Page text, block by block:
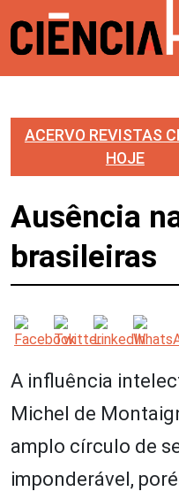
ACERVO REVISTAS
HOJE
Ausência
brasileiras
A influência
Michel de
amplo círculo de
imponderável,